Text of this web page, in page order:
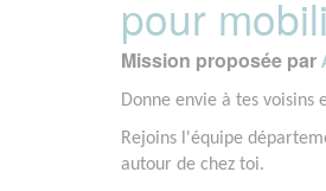
pour
Mission proposée par
Donne envie à tes
Rejoins l'équipe
autour de chez toi.